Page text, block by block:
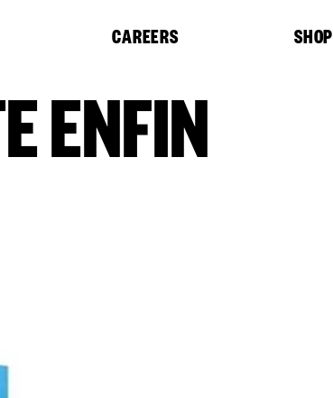
CAREERS SHOP
ENFIN